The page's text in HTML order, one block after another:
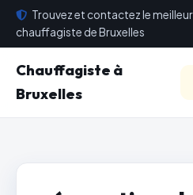
Trouvez et contactez le meilleur
chauffagiste de Bruxelles
Chauffagiste à
Bruxelles